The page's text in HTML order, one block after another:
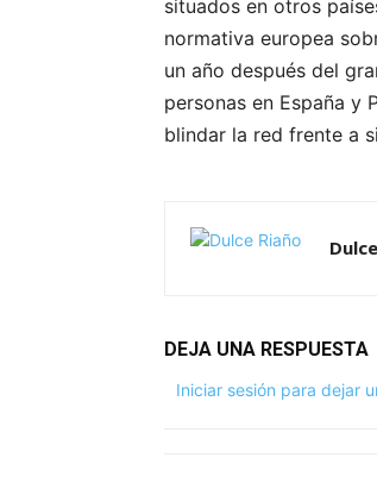
situados en otros
normativa europea
un año después del
personas en España y
blindar la red frente a
DEJA UNA RESPUESTA
Iniciar sesión para dejar